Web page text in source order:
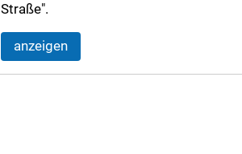
Straße".
anzeigen